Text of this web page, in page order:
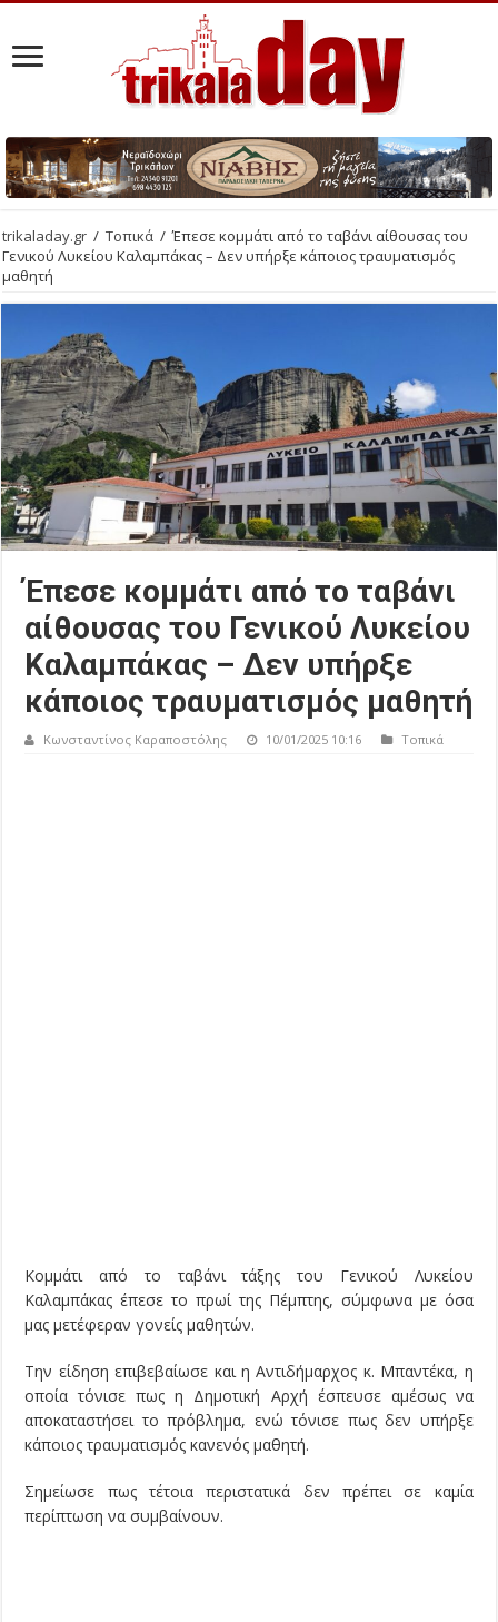
trikaladay.gr / Τοπικά / Έπεσε κομμάτι από το ταβάνι αίθουσας του
Γενικού Λυκείου Καλαμπάκας – Δεν υπήρξε κάποιος τραυματισμός
μαθητή
Έπεσε κομμάτι από το ταβάνι
αίθουσας του Γενικού Λυκείου
Καλαμπάκας – Δεν υπήρξε
κάποιος τραυματισμός μαθητή
Κωνσταντίνος Καραποστόλης 10/01/2025 10:16 Τοπικά
Κομμάτι από το ταβάνι τάξης του Γενικού Λυκείου
Καλαμπάκας έπεσε το πρωί της Πέμπτης, σύμφωνα με όσα
μας μετέφεραν γονείς μαθητών.
Την είδηση επιβεβαίωσε και η Αντιδήμαρχος κ. Μπαντέκα, η
οποία τόνισε πως η Δημοτική Αρχή έσπευσε αμέσως να
αποκαταστήσει το πρόβλημα, ενώ τόνισε πως δεν υπήρξε
κάποιος τραυματισμός κανενός μαθητή.
Σημείωσε πως τέτοια περιστατικά δεν πρέπει σε καμία
περίπτωση να συμβαίνουν.